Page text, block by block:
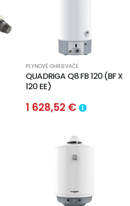
PLYNOVÉ OHRIEVAČE
QUADRIGA Q8 FB 120 (BF X
120 EE)
1 628,52 €